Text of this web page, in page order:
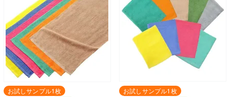
お試しサンプル1枚
お試しサンプル1枚